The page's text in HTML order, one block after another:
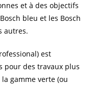
et à des objectifs
bleu et les Bosch
autres.
est
pour des travaux plus
gamme verte (ou